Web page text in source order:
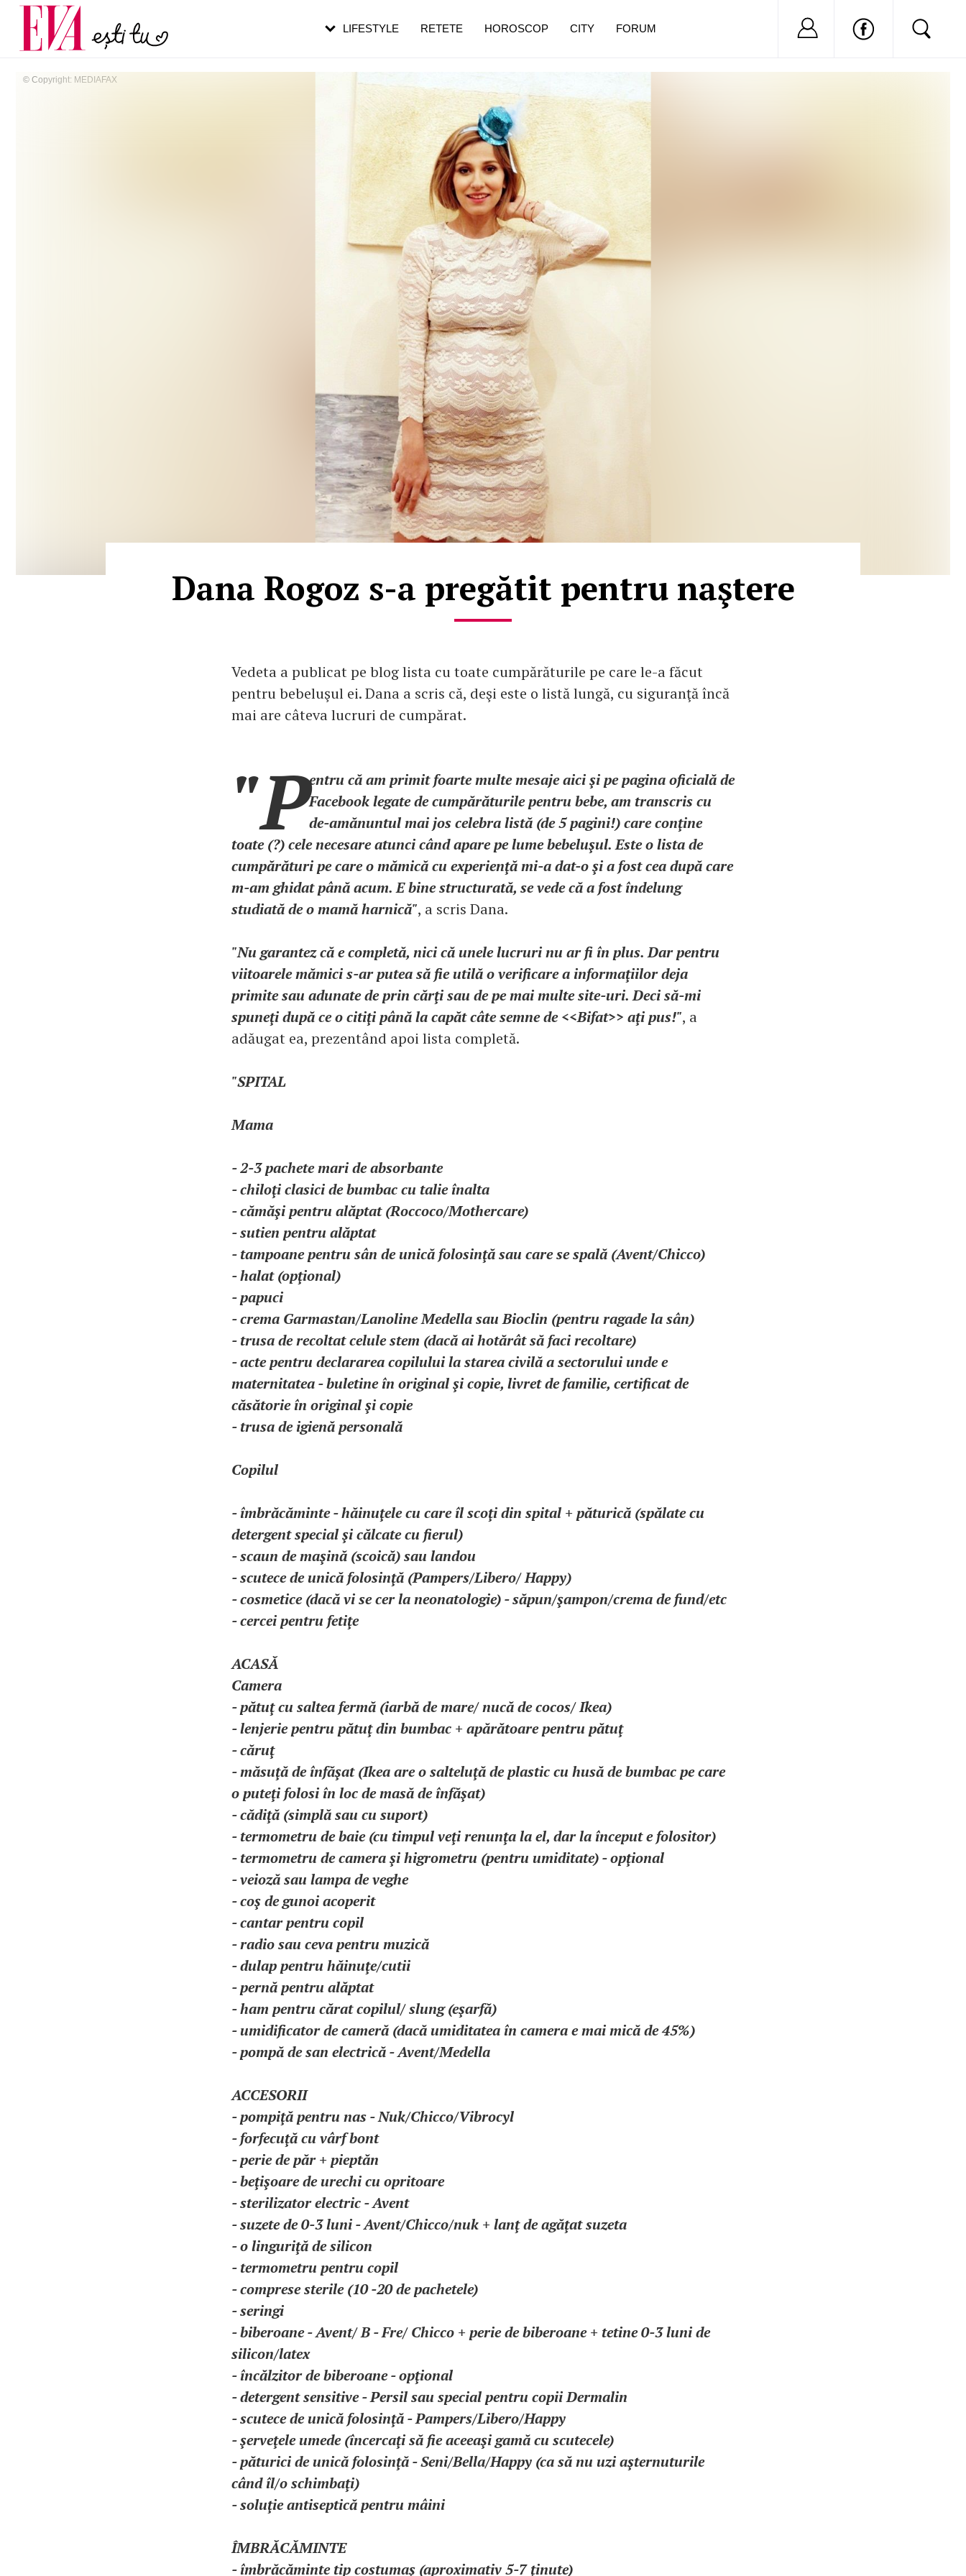
© Copyright: MEDIAFAX
Dana Rogoz s-a pregătit pentru naştere
Vedeta a publicat pe blog lista cu toate cumpărăturile pe care le-a făcut
pentru bebeluşul ei. Dana a scris că, deşi este o listă lungă, cu siguranţă încă
mai are câteva lucruri de cumpărat.
"Pentru că am primit foarte multe mesaje aici şi pe pagina oficială de
Facebook legate de cumpărăturile pentru bebe, am transcris cu
de-amănuntul mai jos celebra listă (de 5 pagini!) care conţine
toate (?) cele necesare atunci când apare pe lume bebeluşul. Este o lista de
cumpărături pe care o mămică cu experienţă mi-a dat-o şi a fost cea după care
m-am ghidat până acum. E bine structurată, se vede că a fost îndelung
studiată de o mamă harnică", a scris Dana.
"Nu garantez că e completă, nici că unele lucruri nu ar fi în plus. Dar pentru
viitoarele mămici s-ar putea să fie utilă o verificare a informaţiilor deja
primite sau adunate de prin cărţi sau de pe mai multe site-uri. Deci să-mi
spuneţi după ce o citiţi până la capăt câte semne de <<Bifat>> aţi pus!", a
adăugat ea, prezentând apoi lista completă.
"SPITAL
Mama
- 2-3 pachete mari de absorbante
- chiloţi clasici de bumbac cu talie înalta
- cămăşi pentru alăptat (Roccoco/Mothercare)
- sutien pentru alăptat
- tampoane pentru sân de unică folosinţă sau care se spală (Avent/Chicco)
- halat (opţional)
- papuci
- crema Garmastan/Lanoline Medella sau Bioclin (pentru ragade la sân)
- trusa de recoltat celule stem (dacă ai hotărât să faci recoltare)
- acte pentru declararea copilului la starea civilă a sectorului unde e
maternitatea - buletine în original şi copie, livret de familie, certificat de
căsătorie în original şi copie
- trusa de igienă personală
Copilul
- îmbrăcăminte - hăinuţele cu care îl scoţi din spital + păturică (spălate cu
detergent special şi călcate cu fierul)
- scaun de maşină (scoică) sau landou
- scutece de unică folosinţă (Pampers/Libero/ Happy)
- cosmetice (dacă vi se cer la neonatologie) - săpun/şampon/crema de fund/etc
- cercei pentru fetiţe
ACASĂ
Camera
- pătuţ cu saltea fermă (iarbă de mare/ nucă de cocos/ Ikea)
- lenjerie pentru pătuţ din bumbac + apărătoare pentru pătuţ
- căruţ
- măsuţă de înfăşat (Ikea are o salteluţă de plastic cu husă de bumbac pe care
o puteţi folosi în loc de masă de înfăşat)
- cădiţă (simplă sau cu suport)
- termometru de baie (cu timpul veţi renunţa la el, dar la început e folositor)
- termometru de camera şi higrometru (pentru umiditate) - opţional
- veioză sau lampa de veghe
- coş de gunoi acoperit
- cantar pentru copil
- radio sau ceva pentru muzică
- dulap pentru hăinuţe/cutii
- pernă pentru alăptat
- ham pentru cărat copilul/ slung (eşarfă)
- umidificator de cameră (dacă umiditatea în camera e mai mică de 45%)
- pompă de san electrică - Avent/Medella
ACCESORII
- pompiţă pentru nas - Nuk/Chicco/Vibrocyl
- forfecuţă cu vârf bont
- perie de păr + pieptăn
- beţişoare de urechi cu opritoare
- sterilizator electric - Avent
- suzete de 0-3 luni - Avent/Chicco/nuk + lanţ de agăţat suzeta
- o linguriţă de silicon
- termometru pentru copil
- comprese sterile (10 -20 de pachetele)
- seringi
- biberoane - Avent/ B - Fre/ Chicco + perie de biberoane + tetine 0-3 luni de
silicon/latex
- încălzitor de biberoane - opţional
- detergent sensitive - Persil sau special pentru copii Dermalin
- scutece de unică folosinţă - Pampers/Libero/Happy
- şerveţele umede (încercaţi să fie aceeaşi gamă cu scutecele)
- păturici de unică folosinţă - Seni/Bella/Happy (ca să nu uzi aşternuturile
când îl/o schimbaţi)
- soluţie antiseptică pentru mâini
ÎMBRĂCĂMINTE
- îmbrăcăminte tip costumaş (aproximativ 5-7 ţinute)
LIFESTYLE RETETE HOROSCOP CITY FORUM Nu ai cont?
Carieră
Actualitate
pe măsură ce înaintezi în vârstă
de dureroasă este investigația